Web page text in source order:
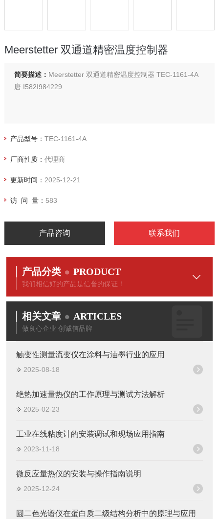
Meerstetter 双通道精密温度控制器
简要描述： Meerstetter 双通道精密温度控制器 TEC-1161-4A
唐 I582I984229
产品型号： TEC-1161-4A
厂商性质： 代理商
更新时间： 2025-12-21
访 问 量： 583
产品咨询 联系我们
产品分类 PRODUCT
我们相信好的产品是信誉的保证！
相关文章 ARTICLES
做良心企业 创诚信品牌
触变性测量流变仪在涂料与油墨行业的应用
2025-08-18
绝热加速量热仪的工作原理与测试方法解析
2025-02-23
工业在线粘度计的安装调试和现场应用指南
2023-11-18
微反应量热仪的安装与操作指南说明
2025-12-24
圆二色光谱仪在蛋白质二级结构分析中的原理与应用